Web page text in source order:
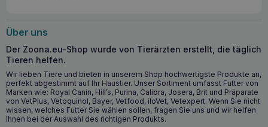
250mlzur Unterstützung der Behandlung einer Vielzahl
von Hundeerkrankungen zu verwenden, wie z.B.
und Leberprobleme, Herzerkrankungen,
Hauterkrankungen mit Juckreiz, Allergien, Atopie,
Arthritis und zur Verbesserung des Zustands von Haut
und Fell.Dieses Produkt ist besonders nützlich, wenn eine
Erhöhung derEPA-undDHA-Menge
Über uns
Der Zoona.eu-Shop wurde von Tierärzten erstellt, die täglich
Tieren helfen.
Wir lieben Tiere und bieten in unserem Shop hochwertigste Produkte an,
perfekt abgestimmt auf Ihr Haustier. Unser Sortiment umfasst Futter von
Marken wie: Royal Canin, Hill’s, Purina, Calibra, Josera, Brit und Präparate
von VetPlus, Vetoquinol, Bayer, Vetfood, iloVet, Vetexpert. Wenn Sie nicht
wissen, welches Futter Sie wählen sollen, fragen Sie uns und wir helfen
Ihnen bei der Auswahl des richtigen Produkts.